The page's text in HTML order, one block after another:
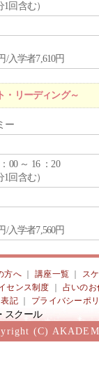
1回含む）
/入学者7,610円
・リーディング～
ー
00 ～ 16 ：20
1回含む）
/入学者7,560円
方へ 講座一覧
ス
センス制度
占いのお
記 プライバシーポ
(C)